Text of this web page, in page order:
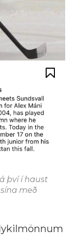
því í haust
með